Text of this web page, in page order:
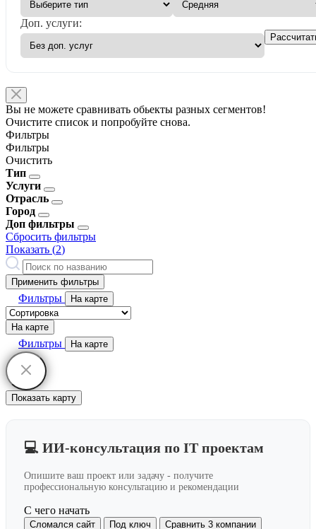
Доп. услуги:
Вы не можете сравнивать обьекты разных сегментов!
Очистите список и попробуйте снова.
Фильтры
Фильтры
Очистить
Тип
Услуги
Отрасль
Город
Доп фильтры
Сбросить фильтры
Показать (2)
Применить фильтры
Фильтры На карте
На карте
Фильтры На карте
Показать карту
💻 ИИ-консультация по IT проектам
Опишите ваш проект или задачу - получите
профессиональную консультацию и рекомендации
С чего начать
Сломался сайт Под ключ Сравнить 3 компании